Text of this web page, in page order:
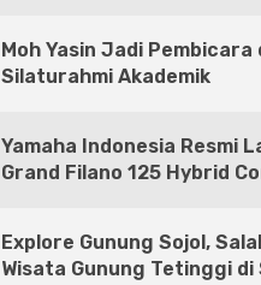
Moh Yasin Jadi Pembicara
Silaturahmi Akademik
Yamaha Indonesia Resmi
Grand Filano 125 Hybrid
Explore Gunung Sojol,
Wisata Gunung Tetinggi di